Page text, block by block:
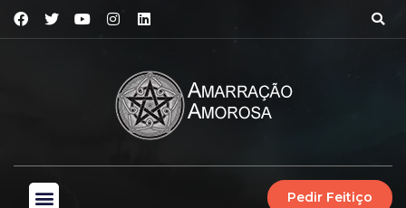
Pedir Feitiço